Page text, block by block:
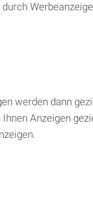
werden dann
Anzeigen